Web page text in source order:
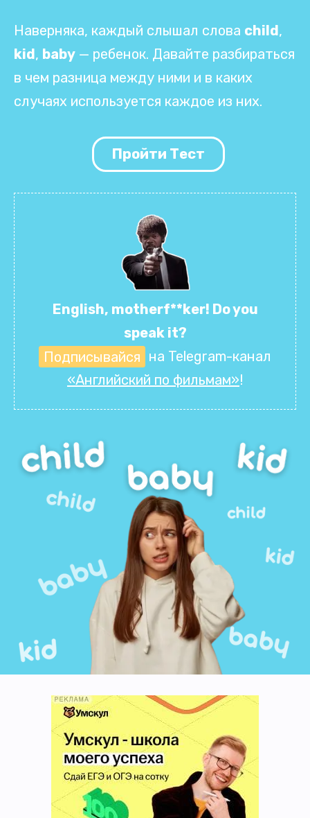
Наверняка, каждый слышал слова child,
kid, baby — ребенок. Давайте разбираться
в чем разница между ними и в каких
случаях используется каждое из них.
Пройти Тест
English, motherf**ker! Do you
speak it?
Подписывайся на Telegram-канал
«Английский по фильмам»!